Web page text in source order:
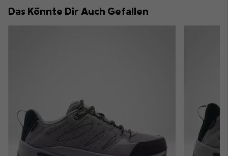
Das Könnte Dir Auch Gefallen